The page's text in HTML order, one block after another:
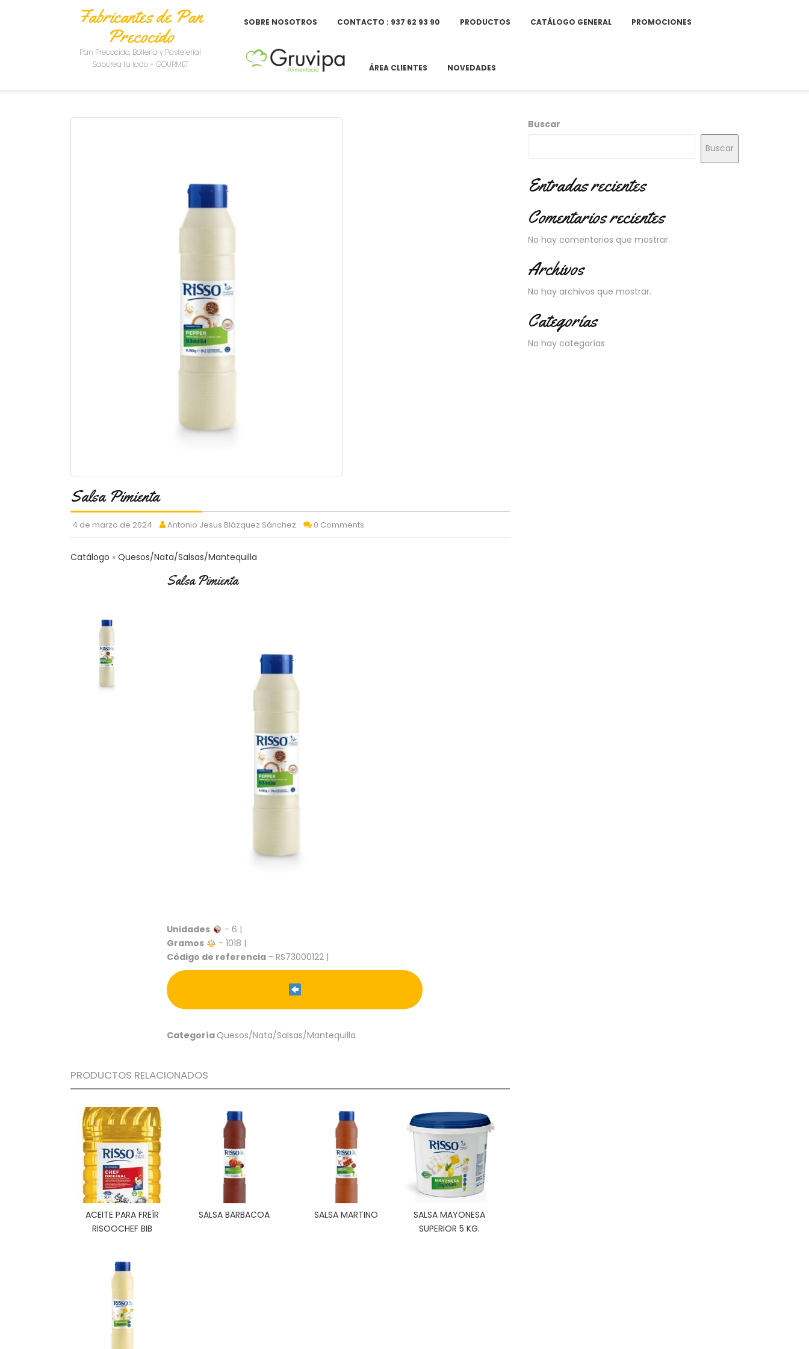
Fabricantes de Pan
Precocido
Pan Precocido, Bollería y Pastelería|
Saborea tu lado + GOURMET
SOBRE NOSOTROS CONTACTO : 937 62 93 90 PRODUCTOS CATÁLOGO GENERAL PROMOCIONES
ÁREA CLIENTES NOVEDADES
Salsa Pimienta
4 de marzo de 2024 Antonio Jesus Blázquez Sánchez 0 Comments
Catálogo Quesos/Nata/Salsas/Mantequilla
Salsa Pimienta
Unidades
- 6 |
Gramos
- 1018 |
Código de referencia - RS73000122 |
Categoría Quesos/Nata/Salsas/Mantequilla
PRODUCTOS RELACIONADOS
ACEITE PARA FREÍR
RISOOCHEF BIB
SALSA BARBACOA SALSA MARTINO
SALSA MAYONESA
SUPERIOR 5 KG.
Buscar
Buscar
Entradas recientes
Comentarios recientes
No hay comentarios que mostrar.
Archivos
No hay archivos que mostrar.
Categorías
No hay categorías